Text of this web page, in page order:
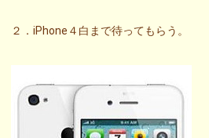
２．iPhone４白まで待ってもらう。